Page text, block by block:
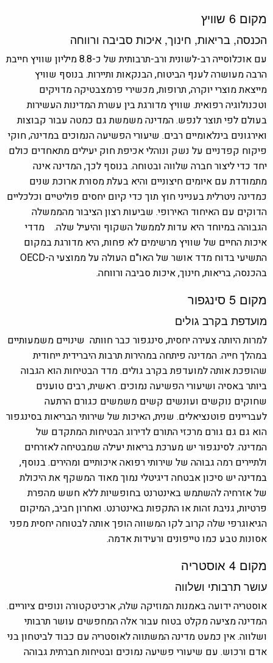
מקום 6 שוויץ
הכנסה, בריאות, חינוך, איכות סביבה ורווחה
עם אוכלוסייה רב-לשונית ורב-תרבותית של כ-8.8
מיליון שוויץ חייבת
הרבה מעושרה לענף הביטוח, הבנקאות ותיירות. בנוסף שוויץ
מייצאת מוצרי יוקרה, תרופות, מכשירי פרמצבטיקה מדויקים
וטכנולוגיה רפואית. שוויץ מדורגת בין עשרת המדינות העשירות
בעולם לפי תוצר לנפש. המדינה משמשת גם כמטה עבור קבוצות
ואירגונים בינלאומיים רבים. שיעורי הפשיעה הנמוכים במדינה, חוקי
פיקוח קפדניים על נשק ונוהלי אכיפת חוק יעילים מתאחדים כולם
יחד כדי ליצור חברה שלווה ובטוחה. בנוסף לכך, המדינה אינה
מתמודדת עם איומים חיצוניים והיא בעלת מסורת ארוכת שנים
כמדינה ניטרלית בענייני חוץ תוך כדי קיום יחסים פוליטיים וכלכליים
הדוקים עם האיחוד האירופי.שביעות רצון הציבור מהממשלה
הגבוהה במיוחד היא עדות לממשל השקוף והיעיל שלה. מדדי
איכות החיים של שוויץ מרשימים לא פחות, היא מדורגת במקום
התשיעי בדוח מדד אושר של האו"ם העולה על ממוצעי ה-OECD
בהכנסה, בריאות, חינוך, איכות סביבה ורווחה.
מקום 5 סינגפור
מועדפת בקרב גולים
למרות היותה צעירה יחסית, סינגפור כבר חוותה שינויים משמעותיים
במהלך חייה. המדינה פיתחה במהירות תרבות היברידית ייחודית
שהופכת אותה למועדפת בקרב גולים. מדד הבטיחות הוא הגבוה
ביותר באסיה ושיעורי הפשיעה נמוכים. ראשית, רבים טוענים
שחוקים נוקשים ועונשים קשים משמשים כגורם הרתעה
לעבריינים פוטנציאלים. שנית, האיכות של שירותי הבריאות בסינגפור
הוא גם גם גורם מרכזי התורם לדירוג הבטיחות המתקדם של
המדינה. לסינגפור יש מערכת בריאות יעילה שמבטיחה לאזרחים
ולתיירים רמה גבוהה של שירותי רפואה איכותיים ומהירים. בנוסף,
במדינהיש סיכון אבטחה דיגיטלי נמוך מאוד המשקף את היכולת
של אזרחיה להשתמש באינטרנט בחופשיות ללא חשש מהפרת
פרטיות, גניבת זהות או התקפות באינטרנט. ואחרון חביב, המיקום
הגיאוגרפי שלה קרוב לקו המשווה הופך אותה לבטוחה יחסית מפני
אסונות טבע כמו טייפונים ורעידות אדמה.
מקום 4 אוסטריה
עושר תרבותי ושלווה
אוסטריה ידועה באמנות המוזיקה שלה, ארכיטקטורה ונופים ציוריים.
המדינה מציעה מקלט בטוח עבור אלה המחפשים עושר תרבותי
ושלווה. אין כמעט מדינה המשתווה לאוסטריה עם כבוד לביטחון בני
אדם ורכוש. עם שיעורי פשיעה נמוכים ו בטיחות חברתיתגבוהה